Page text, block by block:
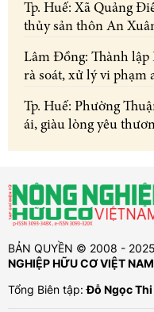
Tp. Huế: Xã Quảng
thủy sản thôn An
Lâm Đồng: Thành lập
rà soát, xử lý vi phạm
Tp. Huế: Phường
ái, giàu lòng yêu
BẢN QUYỀN © 2008 - 2025
NGHIỆP HỮU CƠ VIỆT NAM
Tổng Biên tập:Đỗ Ngọc Thi